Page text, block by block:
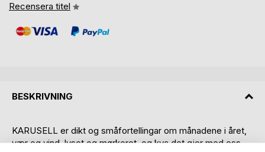
Recensera titel
BESKRIVNING
KARUSELL er dikt og småfortellingar om månadene i året,
vær og vind, lyset og mørkeret, og kva det gjer med oss.